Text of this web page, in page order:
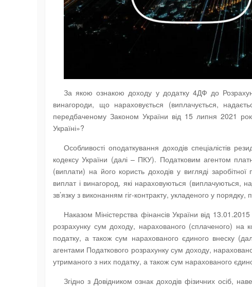
За якою ознакою доходу у додатку 4ДФ до
винагороди, що нараховується (виплачується,
передбаченому Законом України від 15 липня 2021
Україні»?
Особливості оподаткування доходів спеціалістів
кодексу України (далі – ПКУ). Податковим агентом
(виплати) на його користь доходів у вигляді
виплат і винагород, які нараховуються (виплачуються,
зв’язку з виконанням гіг-контракту, укладеного у
Наказом Міністерства фінансів України від
розрахунку сум доходу, нарахованого (сплаченого) на
податку, а також сум нарахованого єдиного внеску
агентами Податкового розрахунку сум доходу,
утриманого з них податку, а також сум нарахованого
Згідно з Довідником ознак доходів фізичних осіб,